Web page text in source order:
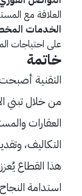
العلاقة مع
الخدمات
على احتياجات
خاتمة
التقنية
من خلال تبني
العقارات
التكاليف،
هذا القطاع
استدامة